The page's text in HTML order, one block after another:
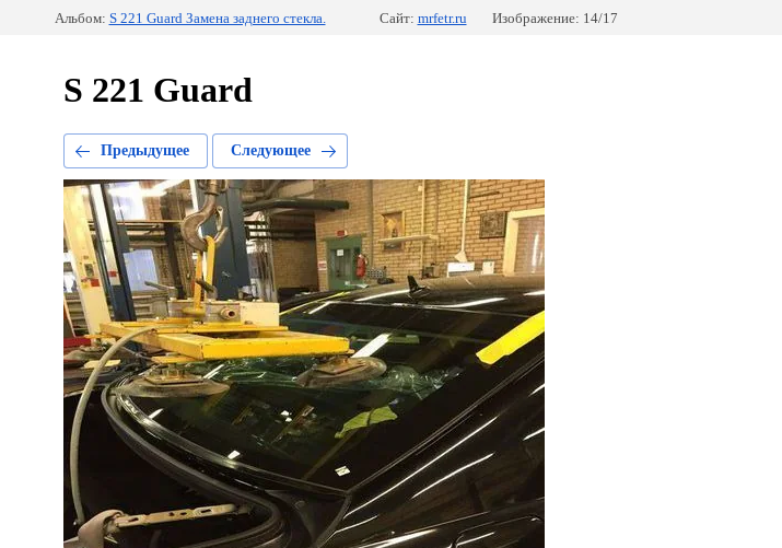
Альбом: S 221 Guard Замена заднего стекла. Сайт: mrfetr.ru Изображение: 14/17
S 221 Guard
Предыдущее Следующее